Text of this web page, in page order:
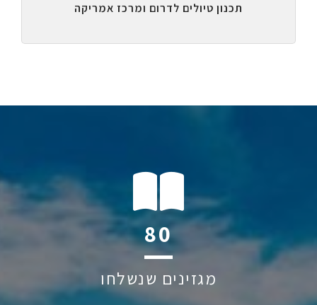
תכנון טיולים לדרום ומרכז אמריקה
117
מגזינים שנשלחו